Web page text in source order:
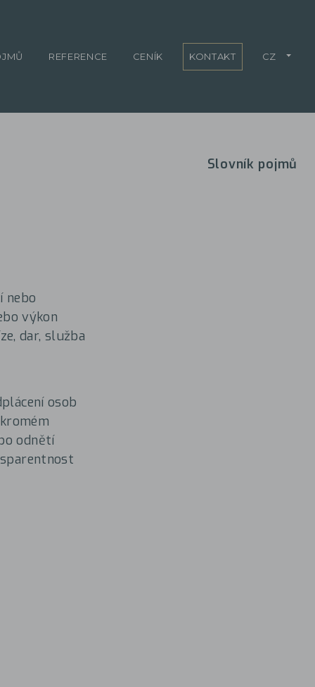
Slovník pojmů
nebo
výkon
dar, služba
osob
odnětí
REFERENCE CENÍK KONTAKT CZ